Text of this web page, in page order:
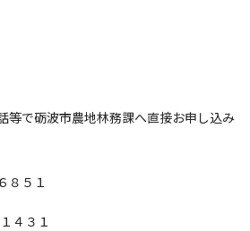
等で砺波市農地林務課へ直接お申し込み
８５１
４３１